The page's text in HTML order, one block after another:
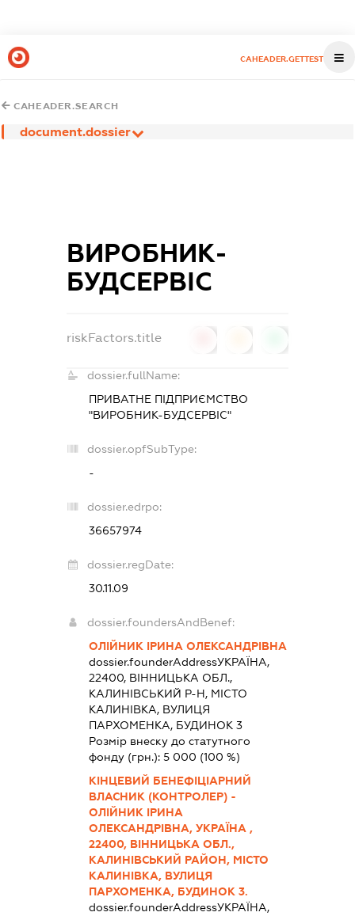
CAHEADER.GETTEST
CAHEADER.SEARCH
document.dossier
ВИРОБНИК-
БУДСЕРВІС
riskFactors.title
dossier.fullName:
ПРИВАТНЕ ПІДПРИЄМСТВО
"ВИРОБНИК-БУДСЕРВІС"
dossier.opfSubType:
-
dossier.edrpo:
36657974
dossier.regDate:
30.11.09
dossier.foundersAndBenef:
ОЛІЙНИК ІРИНА ОЛЕКСАНДРІВНА
dossier.founderAddressУКРАЇНА,
22400, ВІННИЦЬКА ОБЛ.,
КАЛИНІВСЬКИЙ Р-Н, МІСТО
КАЛИНІВКА, ВУЛИЦЯ
ПАРХОМЕНКА, БУДИНОК 3
Розмір внеску до статутного
фонду (грн.):5 000 (100 %)
КІНЦЕВИЙ БЕНЕФІЦІАРНИЙ
ВЛАСНИК (КОНТРОЛЕР) -
ОЛІЙНИК ІРИНА
ОЛЕКСАНДРІВНА, УКРАЇНА ,
22400, ВІННИЦЬКА ОБЛ.,
КАЛИНІВСЬКИЙ РАЙОН, МІСТО
КАЛИНІВКА, ВУЛИЦЯ
ПАРХОМЕНКА, БУДИНОК 3.
dossier.founderAddressУКРАЇНА,